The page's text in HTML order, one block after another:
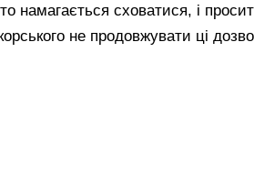
сховатися, і
не продовжувати ці